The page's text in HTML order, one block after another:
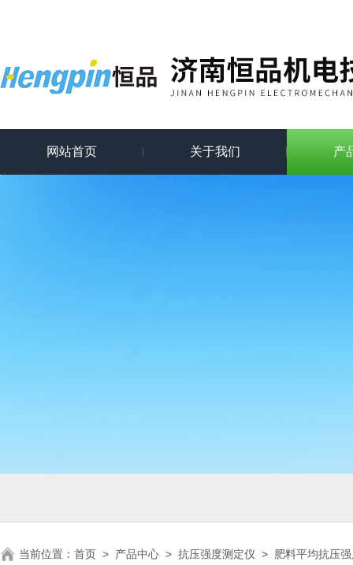
网站首页 关于我们 产
当前位置： 首页 > 产品中心 > 抗压强度测定仪 > 肥料平均抗压